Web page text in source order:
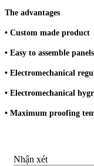
The advantages
• Custom made product
• Easy to assemble
• Electromechanical
• Electromechanical
• Maximum proofing
Nhận xét